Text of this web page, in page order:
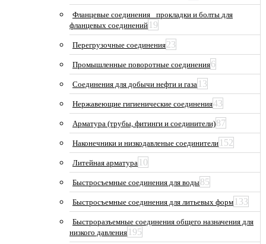
Фланцевые соединения_ прокладки и болты для
фланцевых соединений 19
Перегрузочные соединения23
Промышленные поворотные соединения6
Соединения для добычи нефти и газа 13
Нержавеющие гигиенические соединения43
Арматура (трубы, фитинги и соединители)87
Наконечники и низкодавленые соединители 152
Литейная арматура 10
Быстросъемные соединения для воды85
Быстросъемные соединения для литьевых форм 133
Быстроразъемные соединения общего назначения для
низкого давления 195